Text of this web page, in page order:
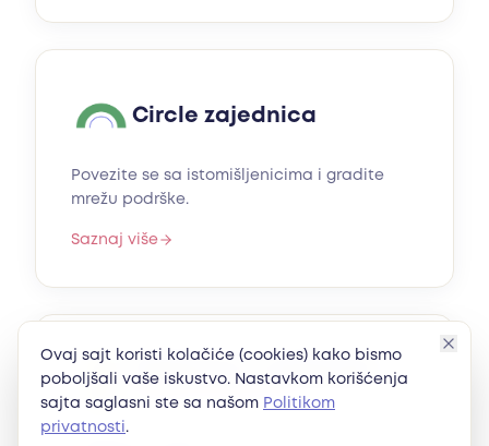
Circle zajednica
Povezite se sa istomišljenicima i gradite
mrežu podrške.
Saznaj više
Radionice i edukacije
Empple Lab Sessions
Praktična znanja i veštine kroz interaktivne
Ovaj sajt koristi kolačiće (cookies) kako bismo
poboljšali vaše iskustvo. Nastavkom korišćenja
sajta saglasni ste sa našom Politikom
privatnosti.